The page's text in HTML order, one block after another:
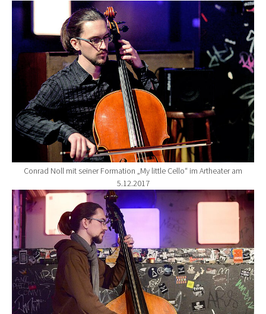
Show larger version for:
Conrad Noll mit seiner Formation „My little Cello“ im Artheater am
5.12.2017
Show larger version for: